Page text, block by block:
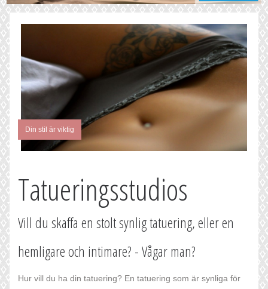
Din stil är viktig
Tatueringsstudios
Vill du skaffa en stolt synlig tatuering, eller en
hemligare och intimare? - Vågar man?
Hur vill du ha din tatuering? En tatuering som är synliga för